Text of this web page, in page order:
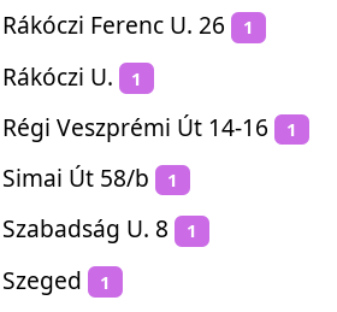
Rákóczi Ferenc U. 26 1
Rákóczi U. 1
Régi Veszprémi Út 14-16 1
Simai Út 58/b 1
Szabadság U. 8 1
Szeged 1